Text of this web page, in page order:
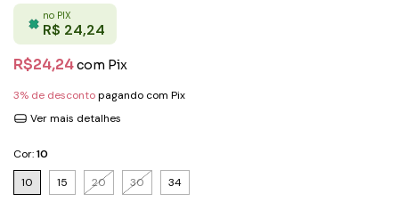
no PIX
R$ 24,24
R$24,24com Pix
3% de descontopagando com Pix
Ver mais detalhes
Cor:10
10
15 20 30 34